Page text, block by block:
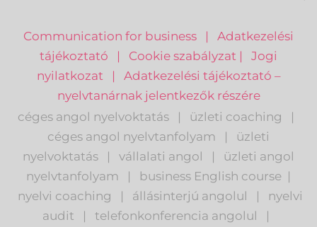
Communication for business | Adatkezelési
tájékoztató | Cookie szabályzat | Jogi
nyilatkozat | Adatkezelési tájékoztató –
nyelvtanárnak jelentkezők részére
céges angol nyelvoktatás
| üzleti coaching
|
céges angol nyelvtanfolyam
|
üzleti
nyelvoktatás
| vállalati angol |
üzleti angol
nyelvtanfolyam
| business English course |
nyelvi coaching
| állásinterjú angolul |
nyelvi
audit
| telefonkonferencia angolul
|